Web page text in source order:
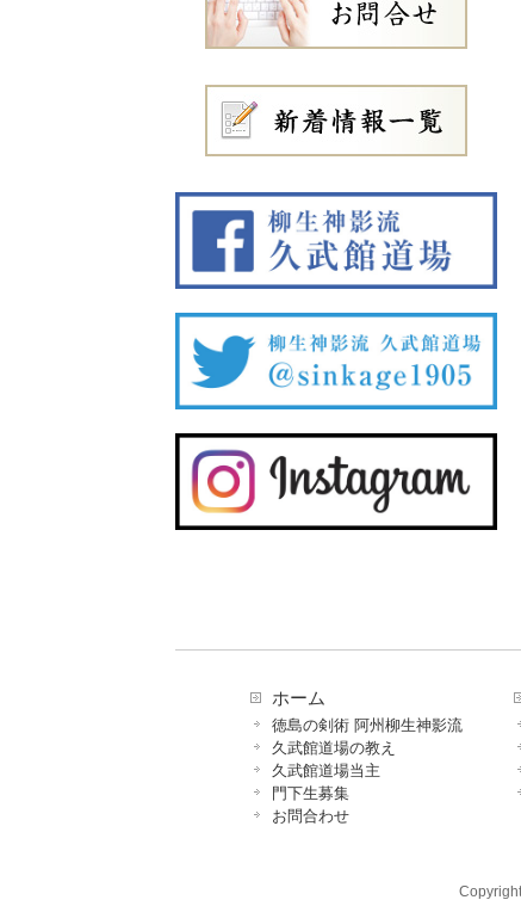
ホーム
徳島の剣術 阿州柳生神影流
久武館道場の教え
久武館道場当主
門下生募集
お問合わせ